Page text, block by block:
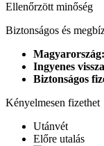
Ellenőrzött minőség
Biztonságos és
Ingyenes
Biztonságos
Kényelmesen fizethet
Utánvét
Előre utalás